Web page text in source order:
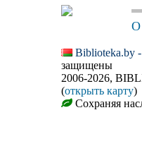
О
Biblioteka.by -
защищены
2006-2026,
(открыть карту)
Сохраняя